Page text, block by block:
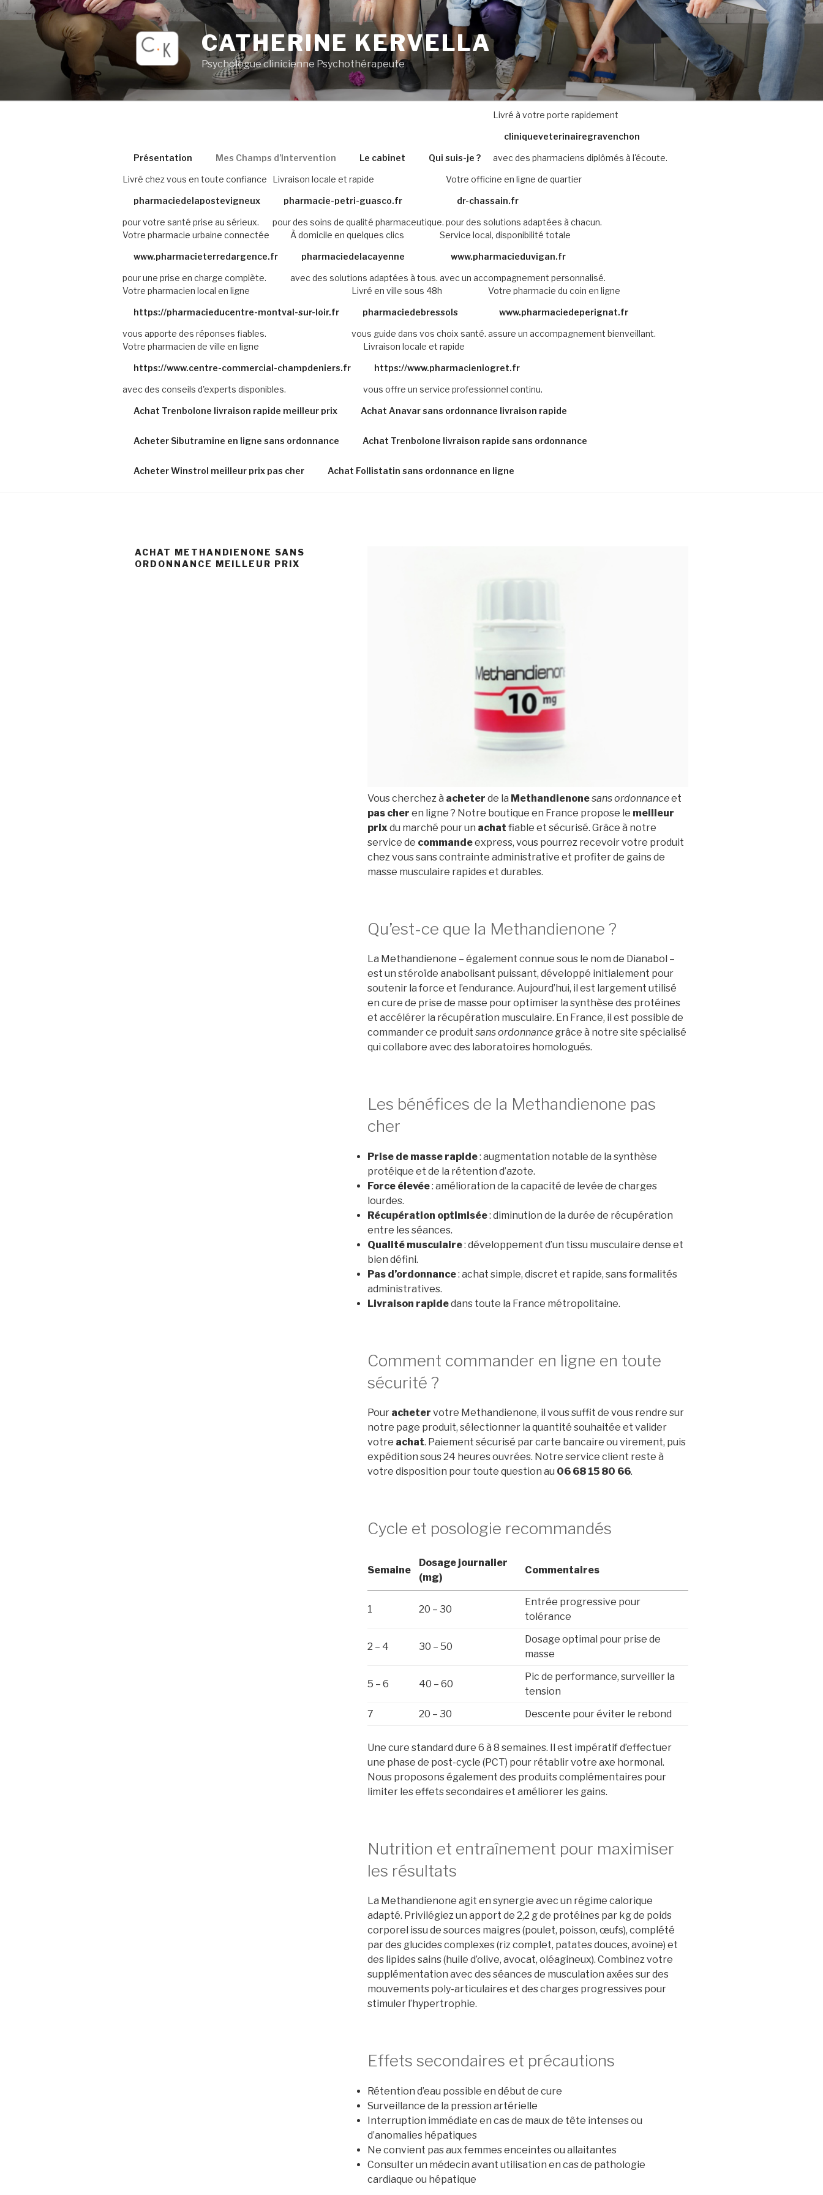
Aller
au
contenu
CATHERINE KERVELLA
Psychologue clinicienne Psychothérapeute
Présentation Mes Champs d’Intervention Le cabinet Qui suis-je ?
Livré à votre porte rapidement
cliniqueveterinairegravenchon
avec des pharmaciens diplômés à l'écoute.
Livré chez vous en toute confiance
pharmaciedelapostevigneux
pour votre santé prise au sérieux.
Livraison locale et rapide
pharmacie-petri-guasco.fr
pour des soins de qualité pharmaceutique.
Votre officine en ligne de quartier
dr-chassain.fr
pour des solutions adaptées à chacun.
Votre pharmacie urbaine connectée
www.pharmacieterredargence.fr
pour une prise en charge complète.
À domicile en quelques clics
pharmaciedelacayenne
avec des solutions adaptées à tous.
Service local, disponibilité totale
www.pharmacieduvigan.fr
avec un accompagnement personnalisé.
Votre pharmacien local en ligne
https://pharmacieducentre-montval-sur-loir.fr
vous apporte des réponses fiables.
Livré en ville sous 48h
pharmaciedebressols
vous guide dans vos choix santé.
Votre pharmacie du coin en ligne
www.pharmaciedeperignat.fr
assure un accompagnement bienveillant.
Votre pharmacien de ville en ligne
https://www.centre-commercial-champdeniers.fr
avec des conseils d'experts disponibles.
Livraison locale et rapide
https://www.pharmacieniogret.fr
vous offre un service professionnel continu.
Achat Trenbolone livraison rapide meilleur prix Achat Anavar sans ordonnance livraison rapide
Acheter Sibutramine en ligne sans ordonnance Achat Trenbolone livraison rapide sans ordonnance
Acheter Winstrol meilleur prix pas cher Achat Follistatin sans ordonnance en ligne
ACHAT METHANDIENONE SANS
ORDONNANCE MEILLEUR PRIX
Vous cherchez à acheter de la Methandienonesans ordonnanceet
pas cher en ligne ? Notre boutique en France propose le meilleur
prixdu marché pour un achat fiable et sécurisé. Grâce à notre
service de commandeexpress, vous pourrez recevoir votre produit
chez vous sans contrainte administrative et profiter de gains de
masse musculaire rapides et durables.
Qu’est-ce que la Methandienone ?
La Methandienone – également connue sous le nom de Dianabol –
est un stéroïde anabolisant puissant, développé initialement pour
soutenir la force et l’endurance. Aujourd’hui, il est largement utilisé
en cure de prise de masse pour optimiser la synthèse des protéines
et accélérer la récupération musculaire. En France, il est possible de
commander ce produit sans ordonnancegrâce à notre site spécialisé
qui collabore avec des laboratoires homologués.
Les bénéfices de la Methandienone pas
cher
Prise de masse rapide: augmentation notable de la synthèse
protéique et de la rétention d’azote.
Force élevée: amélioration de la capacité de levée de charges
lourdes.
Récupération optimisée: diminution de la durée de récupération
entre les séances.
Qualité musculaire: développement d’un tissu musculaire dense et
bien défini.
Pas d’ordonnance: achat simple, discret et rapide, sans formalités
administratives.
Livraison rapidedans toute la France métropolitaine.
Comment commander en ligne en toute
sécurité ?
Pour acheter votre Methandienone, il vous suffit de vous rendre sur
notre page produit, sélectionner la quantité souhaitée et valider
votre achat. Paiement sécurisé par carte bancaire ou virement, puis
expédition sous 24 heures ouvrées. Notre service client reste à
votre disposition pour toute question au 06 68 15 80 66.
Cycle et posologie recommandés
Semaine
Dosage journalier
(mg)
Commentaires
1 20 – 30
Entrée progressive pour
tolérance
2 – 4 30 – 50
Dosage optimal pour prise de
masse
5 – 6 40 – 60
Pic de performance, surveiller la
tension
7
20 – 30 Descente pour éviter le rebond
Une cure standard dure 6 à 8 semaines. Il est impératif d’effectuer
une phase de post-cycle (PCT) pour rétablir votre axe hormonal.
Nous proposons également des produits complémentaires pour
limiter les effets secondaires et améliorer les gains.
Nutrition et entraînement pour maximiser
les résultats
La Methandienone agit en synergie avec un régime calorique
adapté. Privilégiez un apport de 2,2 g de protéines par kg de poids
corporel issu de sources maigres (poulet, poisson, œufs), complété
par des glucides complexes (riz complet, patates douces, avoine) et
des lipides sains (huile d’olive, avocat, oléagineux). Combinez votre
supplémentation avec des séances de musculation axées sur des
mouvements poly-articulaires et des charges progressives pour
stimuler l’hypertrophie.
Effets secondaires et précautions
Rétention d’eau possible en début de cure
Surveillance de la pression artérielle
Interruption immédiate en cas de maux de tête intenses ou
d’anomalies hépatiques
Ne convient pas aux femmes enceintes ou allaitantes
Consulter un médecin avant utilisation en cas de pathologie
cardiaque ou hépatique